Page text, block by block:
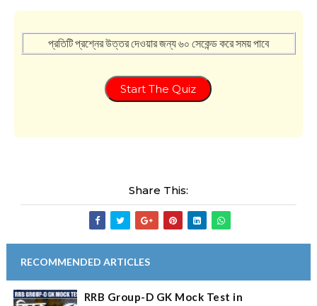
প্রতিটি প্রশ্নের উত্তর দেওয়ার জন্য ৬০ সেকেন্ড করে সময় পাবে
Start The Quiz
Share This:
RECOMMENDED ARTICLES
RRB Group-D GK Mock Test in